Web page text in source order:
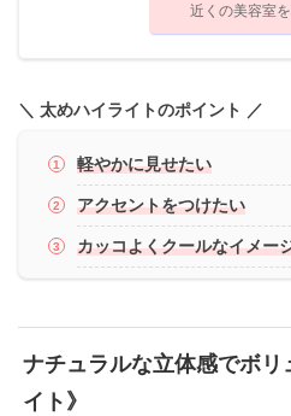
近くの美容室
＼ 太めハイライトのポイント ／
軽やかに見せたい
アクセントをつけたい
カッコよくクールなイメー
ナチュラルな立体感でボリ
イト》